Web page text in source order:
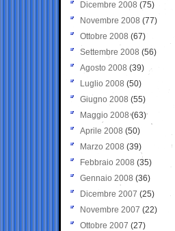
Dicembre 2008 (75)
Novembre 2008 (77)
Ottobre 2008 (67)
Settembre 2008 (56)
Agosto 2008 (39)
Luglio 2008 (50)
Giugno 2008 (55)
Maggio 2008(63)
Aprile 2008 (50)
Marzo 2008 (39)
Febbraio 2008 (35)
Gennaio 2008 (36)
Dicembre 2007 (25)
Novembre 2007 (22)
Ottobre 2007 (27)